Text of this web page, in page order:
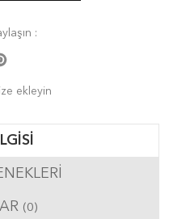
:
ekleyin
(0)